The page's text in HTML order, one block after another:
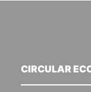
CIRCULAR